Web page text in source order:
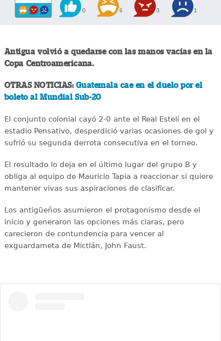
0 6 3 1
Antigua volvió a quedarse con las manos vacías en la
Copa Centroamericana.
OTRAS NOTICIAS: Guatemala cae en el duelo por el
boleto al Mundial Sub-20
El conjunto colonial cayó 2-0 ante el Real Estelí en el
estadio Pensativo, desperdició varias ocasiones de gol y
sufrió su segunda derrota consecutiva en el torneo.
El resultado lo deja en el último lugar del grupo B y
obliga al equipo de Mauricio Tapia a reaccionar si quiere
mantener vivas sus aspiraciones de clasificar.
Los antigüeños asumieron el protagonismo desde el
inicio y generaron las opciones más claras, pero
carecieron de contundencia para vencer al
exguardameta de Mictlán, John Faust.